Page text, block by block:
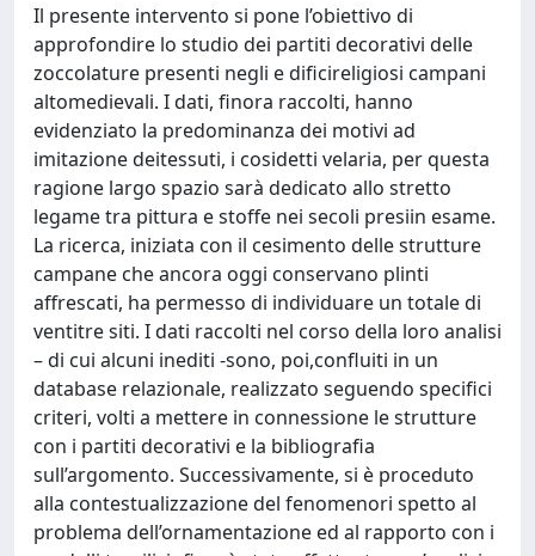
Il presente intervento si pone l’obiettivo di
approfondire lo studio dei partiti decorativi delle
zoccolature presenti negli e dificireligiosi campani
altomedievali. I dati, finora raccolti, hanno
evidenziato la predominanza dei motivi ad
imitazione deitessuti, i cosidetti velaria, per questa
ragione largo spazio sarà dedicato allo stretto
legame tra pittura e stoffe nei secoli presiin esame.
La ricerca, iniziata con il cesimento delle strutture
campane che ancora oggi conservano plinti
affrescati, ha permesso di individuare un totale di
ventitre siti. I dati raccolti nel corso della loro analisi
– di cui alcuni inediti -sono, poi,confluiti in un
database relazionale, realizzato seguendo specifici
criteri, volti a mettere in connessione le strutture
con i partiti decorativi e la bibliografia
sull’argomento. Successivamente, si è proceduto
alla contestualizzazione del fenomenori spetto al
problema dell’ornamentazione ed al rapporto con i